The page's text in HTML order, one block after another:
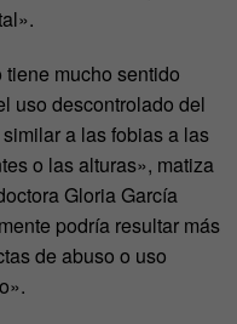
mucho sentido
uso descontrolado del
a las fobias a las
o las alturas», matiza
Gloria García
podría resultar más
de abuso o uso